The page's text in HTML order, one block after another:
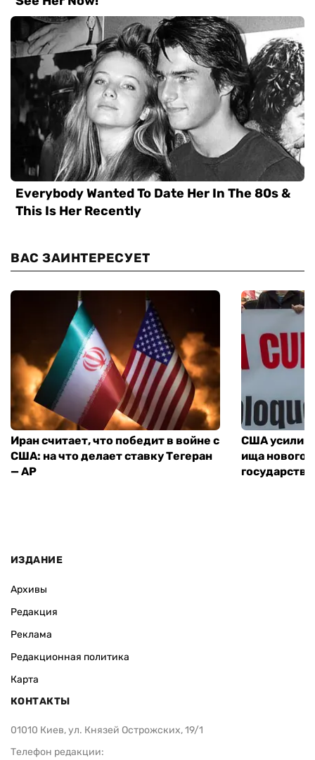
ВАС ЗАИНТЕРЕСУЕТ
Иран считает, что победит в войне с
США: на что делает ставку Тегеран
— AP
США
ища нового
ИЗДАНИЕ
Архивы
Редакция
Реклама
Редакционная политика
Карта
КОНТАКТЫ
01010 Киев, ул. Князей Острожских, 19/1
Телефон редакции: